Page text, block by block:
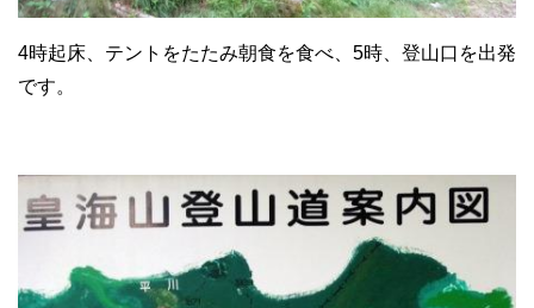
4時起床、テントをたたみ朝食を食べ、5時、登山口を出発
です。